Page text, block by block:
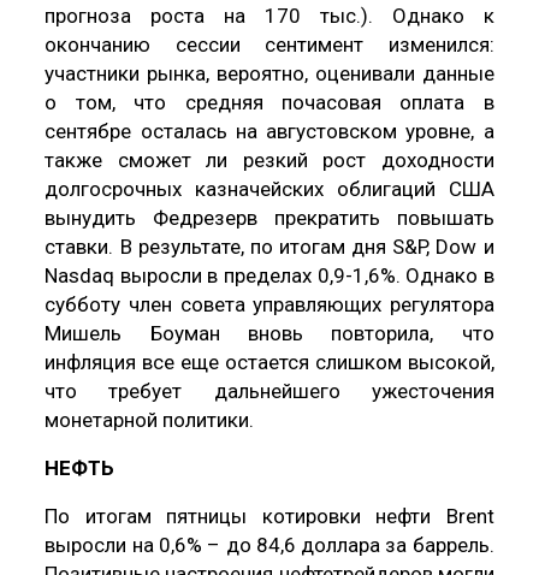
прогноза роста на 170 тыс.). Однако к
окончанию сессии сентимент изменился:
участники рынка, вероятно, оценивали данные
о том, что средняя почасовая оплата в
сентябре осталась на августовском уровне, а
также сможет ли резкий рост доходности
долгосрочных казначейских облигаций США
вынудить Федрезерв прекратить повышать
ставки. В результате, по итогам дня S&P, Dow и
Nasdaq выросли в пределах 0,9-1,6%. Однако в
субботу член совета управляющих регулятора
Мишель Боуман вновь повторила, что
инфляция все еще остается слишком высокой,
что требует дальнейшего ужесточения
монетарной политики.
НЕФТЬ
По итогам пятницы котировки нефти Brent
выросли на 0,6% – до 84,6 доллара за баррель.